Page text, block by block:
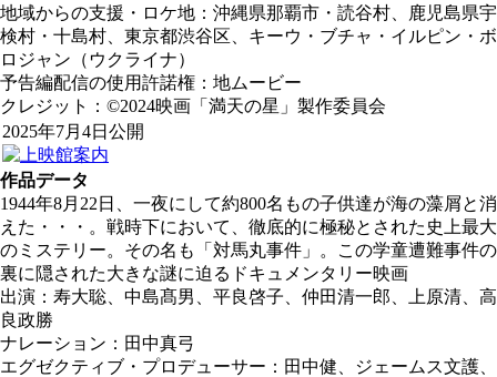
地域からの支援・ロケ地：沖縄県那覇市・読谷村、鹿児島県宇
検村・十島村、東京都渋谷区、キーウ・ブチャ・イルピン・ボ
ロジャン（ウクライナ）
予告編配信の使用許諾権：地ムービー
クレジット：©2024映画「満天の星」製作委員会
2025年7月4日公開
作品データ
1944年8月22日、一夜にして約800名もの子供達が海の藻屑と消
えた・・・。戦時下において、徹底的に極秘とされた史上最大
のミステリー。その名も「対馬丸事件」。この学童遭難事件の
裏に隠された大きな謎に迫るドキュメンタリー映画
出演：寿大聡、中島髙男、平良啓子、仲田清一郎、上原清、高
良政勝
ナレーション：田中真弓
エグゼクティブ・プロデューサー：田中健、ジェームス文護、